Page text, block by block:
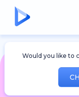
Would you like to